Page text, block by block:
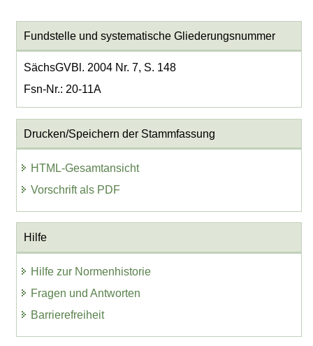
Fundstelle und systematische Gliederungsnummer
SächsGVBl. 2004 Nr. 7, S. 148
Fsn-Nr.: 20-11A
Drucken/Speichern der Stammfassung
HTML-Gesamtansicht
Vorschrift als PDF
Hilfe
Hilfe zur Normenhistorie
Fragen und Antworten
Barrierefreiheit